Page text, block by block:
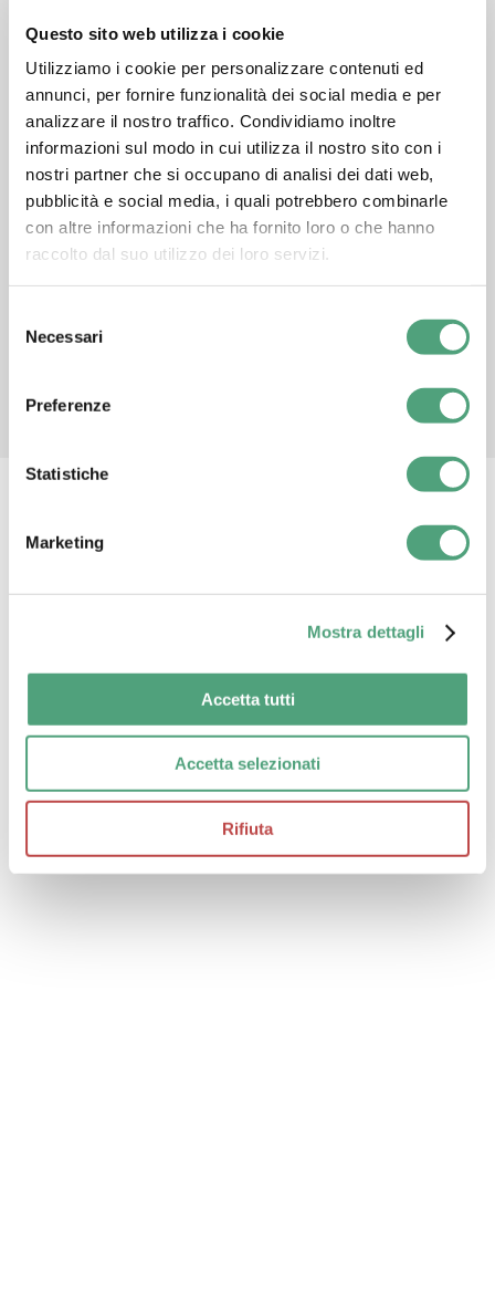
Questo sito web utilizza i cookie
Utilizziamo i cookie per personalizzare contenuti ed
annunci, per fornire funzionalità dei social media e per
analizzare il nostro traffico. Condividiamo inoltre
informazioni sul modo in cui utilizza il nostro sito con i
nostri partner che si occupano di analisi dei dati web,
pubblicità e social media, i quali potrebbero combinarle
con altre informazioni che ha fornito loro o che hanno
raccolto dal suo utilizzo dei loro servizi.
delNecessari
Preferenze
Statistiche
Marketing
Mostra dettagli
Accetta tutti
Accetta selezionati
Rifiuta
SCHEDA TECNICA